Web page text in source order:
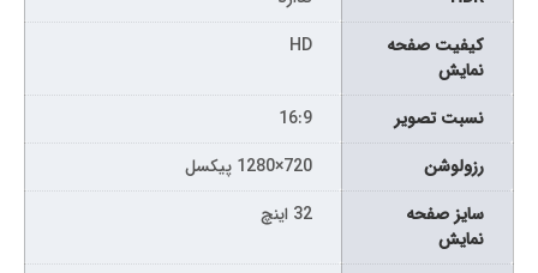
كيفيت صفحه
نمايش
HD
نسبت تصویر
16:9
رزولوشن
720×1280 پیکسل
سايز صفحه
نمايش
32 اینچ